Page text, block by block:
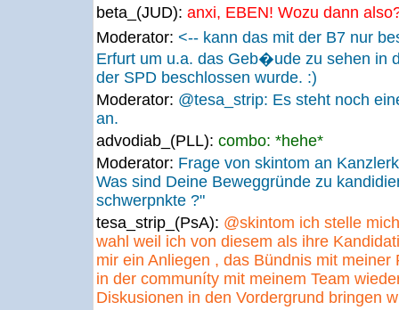
beta_(JUD): anxi, EBEN! Wozu dann
Moderator: <-- kann das mit der B7 nur
Erfurt um u.a. das Geb�ude zu sehen in
der SPD beschlossen wurde. :)
Moderator: @tesa_strip: Es steht noch
an.
advodiab_(PLL): combo: *hehe*
Moderator: Frage von skintom an
Was sind Deine Beweggründe zu
schwerpnkte ?"
tesa_strip_(PsA): @skintom ich stelle
wahl weil ich von diesem als ihre
mir ein Anliegen , das Bündnis mit
in der communíty mit meinem Team
Diskusionen in den Vordergrund bringen